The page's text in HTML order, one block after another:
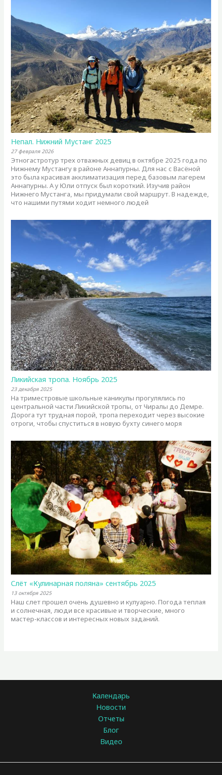
Непал. Нижний Мустанг 2025
27 февраля 2026
Этногастротур трех отважных девиц в октябре 2025 года по
Нижнему Мустангу в районе Аннапурны. Для нас с Васёной
это была красивая акклиматизация перед базовым лагерем
Аннапурны. А у Юли отпуск был короткий. Изучив район
Нижнего Мустанга, мы придумали свой маршрут. В надежде,
что нашими путями ходит немного людей
Ликийская тропа. Ноябрь 2025
23 декабря 2025
На триместровые школьные каникулы прогулялись по
центральной части Ликийской тропы, от Чиралы до Демре.
Дорога тут трудная порой, тропа переходит через высокие
отроги, чтобы спуститься в новую бухту синего моря
Слёт «Кулинарная поляна» сентябрь 2025
13 октября 2025
Наш слет прошел очень душевно и кулуарно. Погода теплая
и солнечная, люди все красивые и творческие, много
мастер-классов и интересных новых заданий.
Календарь
Новости
Отчеты
Блог
Видео